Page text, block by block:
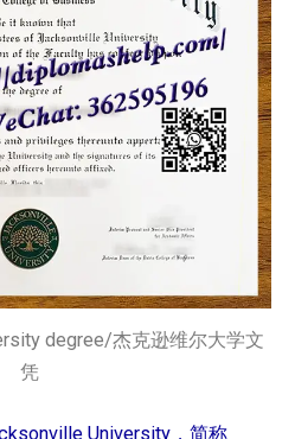
degree/杰克逊维尔大学文
凭
University，简称